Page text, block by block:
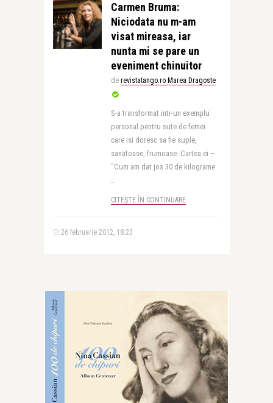
Carmen Bruma:
Niciodata nu m-am
visat mireasa, iar
nunta mi se pare un
eveniment chinuitor
de revistatango.ro Marea Dragoste
S-a transformat intr-un exemplu
personal pentru sute de femei
care isi doresc sa fie suple,
sanatoase, frumoase. Cartea ei –
“Cum am dat jos 30 de kilograme
..
CITEȘTE ÎN CONTINUARE
26 februarie 2012, 18:23